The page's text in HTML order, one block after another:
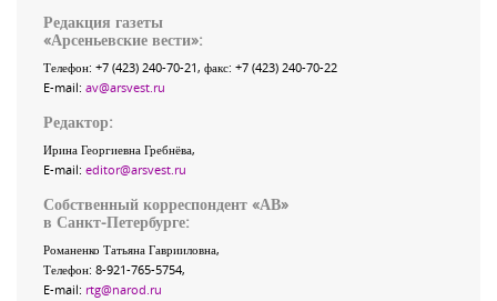
Редакция газеты
«Арсеньевские вести»:
Телефон: +7 (423) 240-70-21, факс: +7 (423) 240-70-22
E-mail: av@arsvest.ru
Редактор:
Ирина Георгиевна Гребнёва,
E-mail: editor@arsvest.ru
Собственный корреспондент «АВ»
в Санкт-Петербурге:
Романенко Татьяна Гаврииловна,
Телефон: 8-921-765-5754,
E-mail: rtg@narod.ru